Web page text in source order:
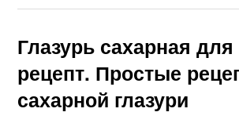
Глазурь сахарная
рецепт. Простые
сахарной глазури